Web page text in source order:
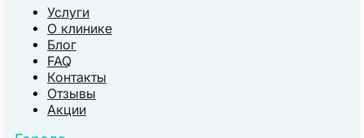
Услуги
О клинике
Блог
FAQ
Контакты
Отзывы
Акции